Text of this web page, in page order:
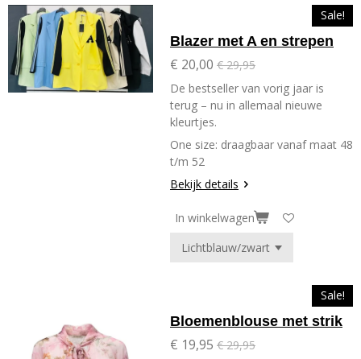
Sale!
Blazer met A en strepen
€ 20,00 € 29,95
De bestseller van vorig jaar is
terug – nu in allemaal nieuwe
kleurtjes.
One size: draagbaar vanaf maat 48
t/m 52
Bekijk details
In winkelwagen
Sale!
Bloemenblouse met strik
€ 19,95 € 29,95